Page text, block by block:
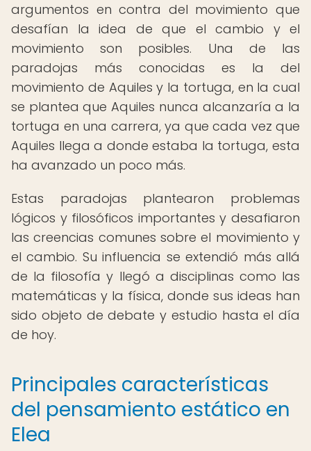
argumentos en contra del movimiento que
desafían la idea de que el cambio y el
movimiento son posibles. Una de las
paradojas más conocidas es la del
movimiento de Aquiles y la tortuga, en la cual
se plantea que Aquiles nunca alcanzaría a la
tortuga en una carrera, ya que cada vez que
Aquiles llega a donde estaba la tortuga, esta
ha avanzado un poco más.
Estas paradojas plantearon problemas
lógicos y filosóficos importantes y desafiaron
las creencias comunes sobre el movimiento y
el cambio. Su influencia se extendió más allá
de la filosofía y llegó a disciplinas como las
matemáticas y la física, donde sus ideas han
sido objeto de debate y estudio hasta el día
de hoy.
Principales características
del pensamiento estático en
Elea